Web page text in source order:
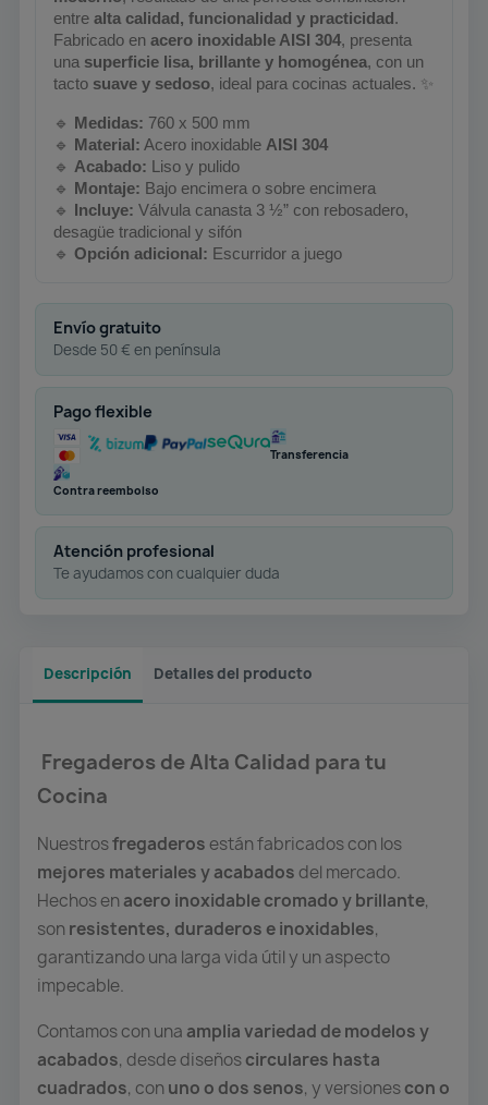
entre alta calidad, funcionalidad y practicidad.
Fabricado en acero inoxidable AISI 304, presenta
una superficie lisa, brillante y homogénea, con un
tacto suave y sedoso, ideal para cocinas actuales. ✨
🔹 Medidas: 760 x 500 mm
🔹 Material: Acero inoxidable AISI 304
🔹 Acabado: Liso y pulido
🔹 Montaje: Bajo encimera o sobre encimera
🔹 Incluye: Válvula canasta 3 ½” con rebosadero,
desagüe tradicional y sifón
🔹 Opción adicional: Escurridor a juego
Envío gratuito
Desde 50 € en península
Pago flexible
Transferencia
Contra reembolso
Atención profesional
Te ayudamos con cualquier duda
Descripción Detalles del producto
Fregaderos de Alta Calidad para tu
Cocina
Nuestrosfregaderos están fabricados con los
mejores materiales y acabados del mercado.
Hechos en acero inoxidable cromado y brillante,
son resistentes, duraderos e inoxidables,
garantizando una larga vida útil y un aspecto
impecable.
Contamos con una amplia variedad de modelos y
acabados, desde diseñoscirculares hasta
cuadrados, con uno o dos senos, y versionescon o